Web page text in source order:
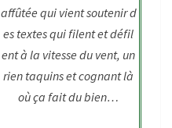
affûtée qui vient soutenir d
es textes qui filent et défil
ent à la vitesse du vent, un
rien taquins et cognant là
où ça fait du bien…